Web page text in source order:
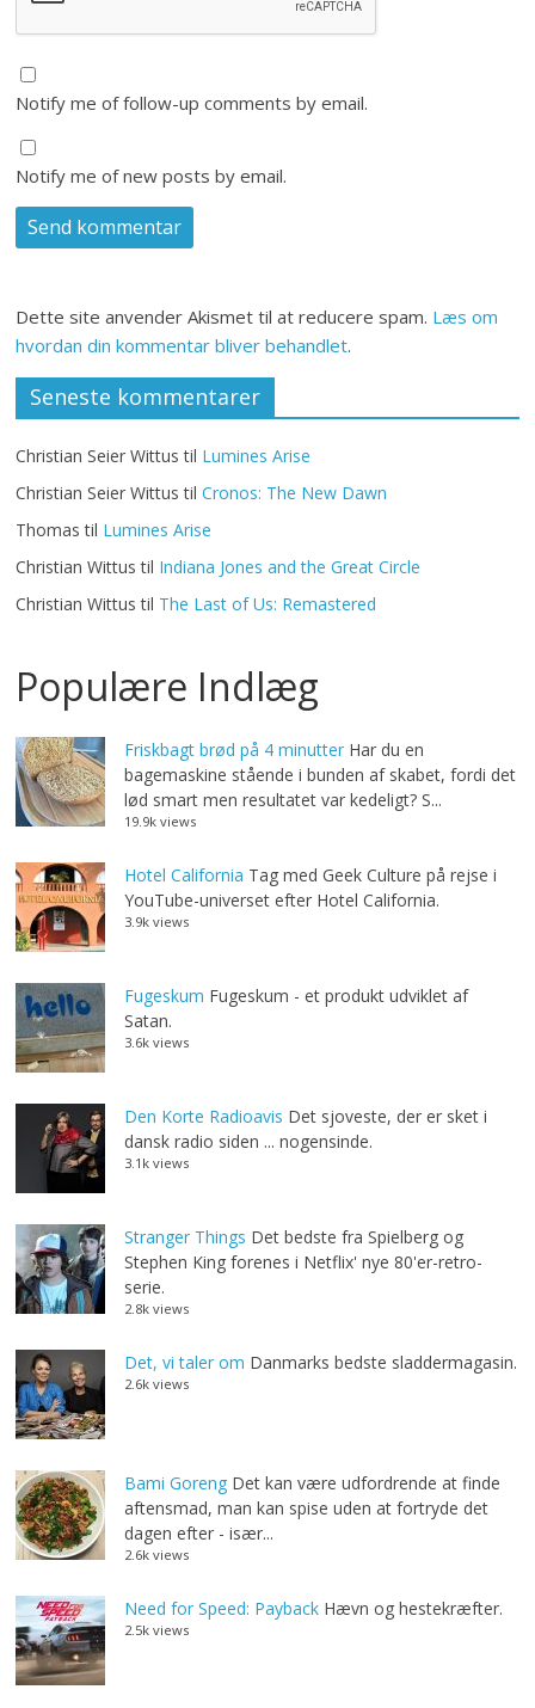
Notify me of follow-up comments by email.
Notify me of new posts by email.
Dette site anvender Akismet til at reducere spam. Læs om
hvordan din kommentar bliver behandlet.
Seneste kommentarer
Christian Seier Wittus til Lumines Arise
Christian Seier Wittus tilCronos: The New Dawn
Thomas til Lumines Arise
Christian Wittus til Indiana Jones and the Great Circle
Christian Wittus til The Last of Us: Remastered
Populære Indlæg
Friskbagt brød på 4 minutter Har du en
bagemaskine stående i bunden af skabet, fordi det
lød smart men resultatet var kedeligt? S...
19.9k views
Hotel California Tag med Geek Culture på rejse i
YouTube-universet efter Hotel California.
3.9k views
Fugeskum Fugeskum - et produkt udviklet af
Satan.
3.6k views
Den Korte Radioavis Det sjoveste, der er sket i
dansk radio siden ... nogensinde.
3.1k views
Stranger Things Det bedste fra Spielberg og
Stephen King forenes i Netflix' nye 80'er-retro-
serie.
2.8k views
Det, vi taler om Danmarks bedste sladdermagasin.
2.6k views
Bami Goreng Det kan være udfordrende at finde
aftensmad, man kan spise uden at fortryde det
dagen efter - især...
2.6k views
Need for Speed: Payback Hævn og hestekræfter.
2.5k views